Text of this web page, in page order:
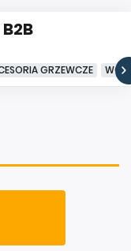
B2B
GRZEWCZE